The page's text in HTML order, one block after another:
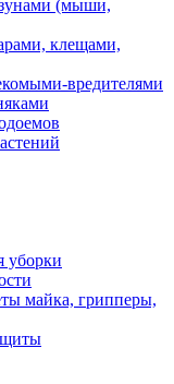
(мыши,
клещами,
вредителями
уборки
майка, грипперы,